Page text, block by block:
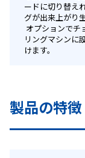
ードに切り替え
グが出来上がり
リングマシンに
けます。
製品の特徴